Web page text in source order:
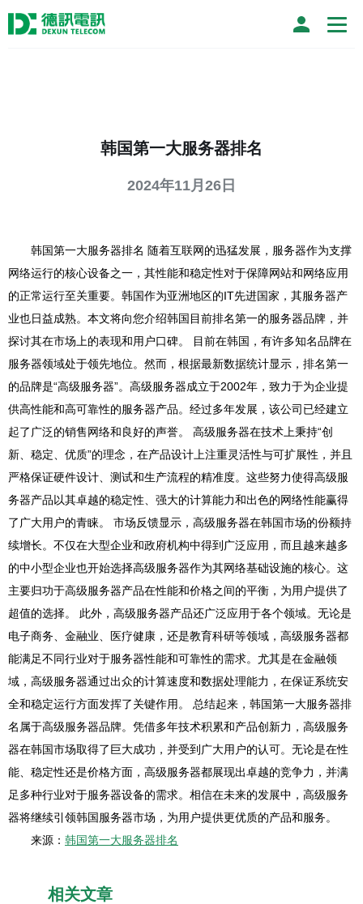
韩国第一大服务器排名
2024年11月26日
韩国第一大服务器排名 随着互联网的迅猛发展，服务器作为支撑
网络运行的核心设备之一，其性能和稳定性对于保障网站和网络应用
的正常运行至关重要。韩国作为亚洲地区的IT先进国家，其服务器产
业也日益成熟。本文将向您介绍韩国目前排名第一的服务器品牌，并
探讨其在市场上的表现和用户口碑。 目前在韩国，有许多知名品牌在
服务器领域处于领先地位。然而，根据最新数据统计显示，排名第一
的品牌是“高级服务器”。高级服务器成立于2002年，致力于为企业提
供高性能和高可靠性的服务器产品。经过多年发展，该公司已经建立
起了广泛的销售网络和良好的声誉。 高级服务器在技术上秉持“创
新、稳定、优质”的理念，在产品设计上注重灵活性与可扩展性，并且
严格保证硬件设计、测试和生产流程的精准度。这些努力使得高级服
务器产品以其卓越的稳定性、强大的计算能力和出色的网络性能赢得
了广大用户的青睐。 市场反馈显示，高级服务器在韩国市场的份额持
续增长。不仅在大型企业和政府机构中得到广泛应用，而且越来越多
的中小型企业也开始选择高级服务器作为其网络基础设施的核心。这
主要归功于高级服务器产品在性能和价格之间的平衡，为用户提供了
超值的选择。 此外，高级服务器产品还广泛应用于各个领域。无论是
电子商务、金融业、医疗健康，还是教育科研等领域，高级服务器都
能满足不同行业对于服务器性能和可靠性的需求。尤其是在金融领
域，高级服务器通过出众的计算速度和数据处理能力，在保证系统安
全和稳定运行方面发挥了关键作用。 总结起来，韩国第一大服务器排
名属于高级服务器品牌。凭借多年技术积累和产品创新力，高级服务
器在韩国市场取得了巨大成功，并受到广大用户的认可。无论是在性
能、稳定性还是价格方面，高级服务器都展现出卓越的竞争力，并满
足多种行业对于服务器设备的需求。相信在未来的发展中，高级服务
器将继续引领韩国服务器市场，为用户提供更优质的产品和服务。
来源： 韩国第一大服务器排名
相关文章